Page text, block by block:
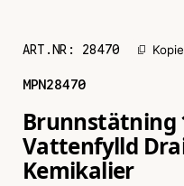
ART.NR: 28470
MPN28470
Brunnstätning
Vattenfylld
Kemikalier